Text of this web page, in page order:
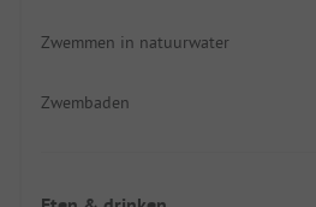
Zwemmen in natuurwater
Zwembaden